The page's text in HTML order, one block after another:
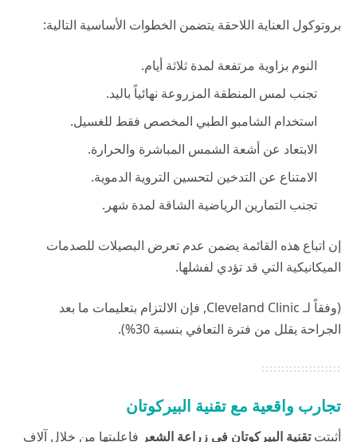
بروتوكول العناية اللاحقة يتضمن الخطوات الأساسية التالية:
النوم بزاوية مرتفعة لمدة ثلاثة أيام.
تجنب لمس المنطقة المزروعة نهائياً باليد.
استخدام الشامبو الطبي المخصص فقط للغسيل.
الابتعاد عن أشعة الشمس المباشرة والحرارة.
الامتناع عن التدخين لتحسين التروية الدموية.
تجنب التمارين الرياضية الشاقة لمدة شهر.
إن اتباع هذه القائمة يضمن عدم تعرض البصيلات للصدمات
الميكانيكية التي قد تؤدي لفشلها.
(وفقاً لـCleveland Clinic, فإن الالتزام بتعليمات ما بعد
الجراحة يقلل من فترة التعافي بنسبة 30%).
تجارب واقعية مع تقنية البيركوتان
أثبتتتقنية البيركوتان في زراعة الشعر فاعليتها من خلال آلاف